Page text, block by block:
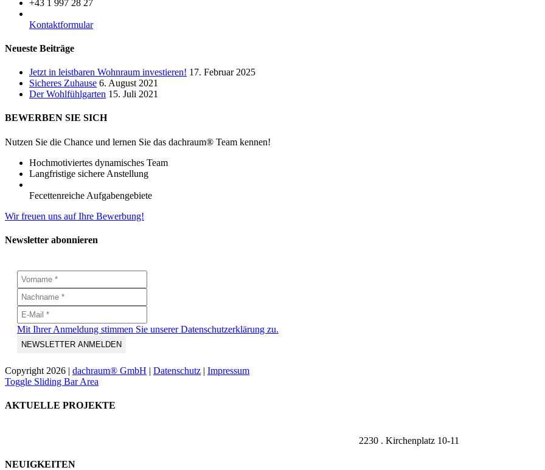
+43 1 997 28 27
Kontaktformular
Neueste Beiträge
Jetzt in leistbaren Wohnraum investieren! 17. Februar 2025
Sicheres Zuhause 6. August 2021
Der Wohlfühlgarten 15. Juli 2021
BEWERBEN SIE SICH
Nutzen Sie die Chance und lernen Sie das dachraum® Team kennen!
Hochmotiviertes dynamisches Team
Langfristige sichere Anstellung
Fecettenreiche Aufgabengebiete
Wir freuen uns auf Ihre Bewerbung!
Newsletter abonnieren
Mit Ihrer Anmeldung stimmen Sie unserer Datenschutzerklärung zu.
Copyright 2026 | dachraum® GmbH | Datenschutz | Impressum
Toggle Sliding Bar Area
AKTUELLE PROJEKTE
2230 . Kirchenplatz 10-11
NEUIGKEITEN